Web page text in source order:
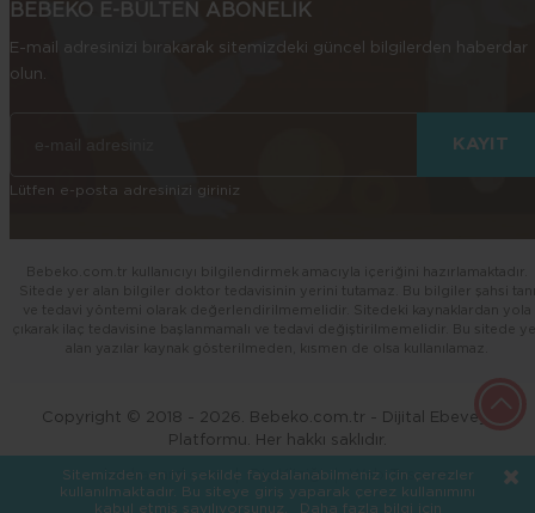
BEBEKO E-BÜLTEN ABONELİK
E-mail adresinizi bırakarak sitemizdeki güncel bilgilerden haberdar
olun.
Lütfen e-posta adresinizi giriniz
Bebeko.com.tr kullanıcıyı bilgilendirmek amacıyla içeriğini hazırlamaktadır.
Sitede yer alan bilgiler doktor tedavisinin yerini tutamaz. Bu bilgiler şahsi tanı
ve tedavi yöntemi olarak değerlendirilmemelidir. Sitedeki kaynaklardan yola
çıkarak ilaç tedavisine başlanmamalı ve tedavi değiştirilmemelidir. Bu sitede
alan yazılar kaynak gösterilmeden, kısmen de olsa kullanılamaz.
Copyright © 2018 - 2026. Bebeko.com.tr - Dijital Ebeveynlik
Platformu. Her hakkı saklıdır.
kankacard.com Diş Kliniği Web Tasarım
Sitemizden en iyi şekilde faydalanabilmeniz için çerezler
kullanılmaktadır. Bu siteye giriş yaparak çerez kullanımını
kabul etmiş sayılıyorsunuz.
Daha fazla bilgi için